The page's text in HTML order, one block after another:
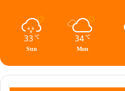
33 ℃
Sun
34 ℃
Mon